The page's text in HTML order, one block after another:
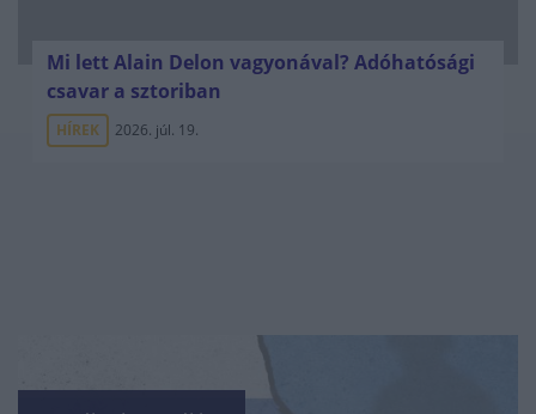
Mi lett Alain Delon vagyonával? Adóhatósági
csavar a sztoriban
HÍREK 2026. júl. 19.